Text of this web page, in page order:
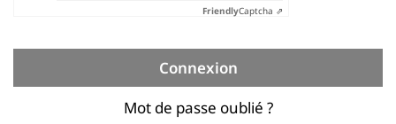
FriendlyCaptcha ⇗
Connexion
Mot de passe oublié ?